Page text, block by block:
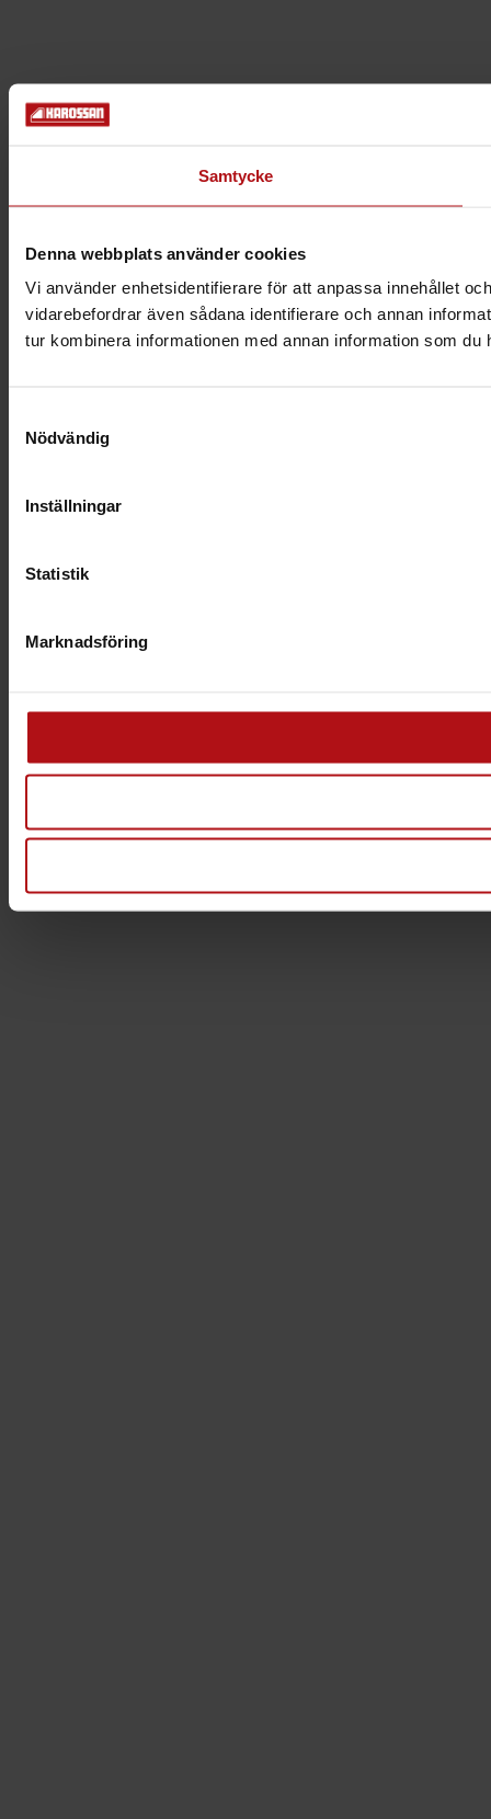
Samtycke
Denna webbplats använder cookies
Vi använder enhetsidentifierare för att anpassa innehållet
vidarebefordrar även sådana identifierare och annan
tur kombinera informationen med annan information som
Nödvändig
Inställningar
Statistik
Marknadsföring